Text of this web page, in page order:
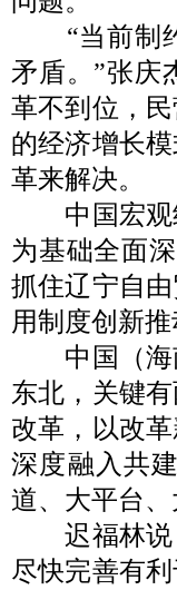
“当前制约
矛盾。”张庆
革不到位，
的经济增长
革来解决。
中国宏观
为基础全面
抓住辽宁自
用制度创新
中国（海
东北，关键
改革，以改
深度融入共
道、大平台、
迟福林说
尽快完善有